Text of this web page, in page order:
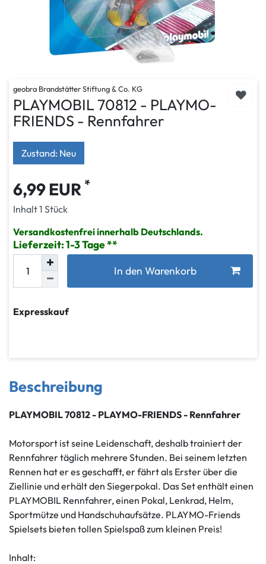
geobra Brandstätter Stiftung & Co. KG
PLAYMOBIL 70812 - PLAYMO-
FRIENDS - Rennfahrer
Zustand: Neu
6,99 EUR *
Inhalt1 Stück
Versandkostenfrei innerhalb Deutschlands.
Lieferzeit: 1-3 Tage
In den Warenkorb
Expresskauf
Beschreibung
PLAYMOBIL 70812 - PLAYMO-FRIENDS - Rennfahrer
Motorsport ist seine Leidenschaft, deshalb trainiert der
Rennfahrer täglich mehrere Stunden. Bei seinem letzten
Rennen hat er es geschafft, er fährt als Erster über die
Ziellinie und erhält den Siegerpokal. Das Set enthält einen
PLAYMOBIL Rennfahrer, einen Pokal, Lenkrad, Helm,
Sportmütze und Handschuhaufsätze. PLAYMO-Friends
Spielsets bieten tollen Spielspaß zum kleinen Preis!
Inhalt: